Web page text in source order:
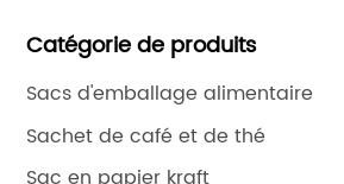
imprimés en rouleaux sont exportés
1 200 clients dans plus de 140
les États-Unis, le Royaume-Uni, le
la Turquie, l'Australie, le Cameroun,
Pakistan, etc., et sont
Catégorie de produits
Sacs d'emballage alimentaire
Sachet de café et de thé